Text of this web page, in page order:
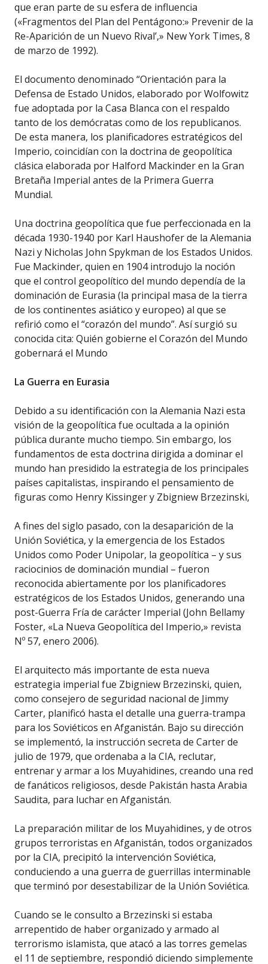
que eran parte de su esfera de influencia
(«Fragmentos del Plan del Pentágono:» Prevenir de la
Re-Aparición de un Nuevo Rival’,» New York Times, 8
de marzo de 1992).
El documento denominado “Orientación para la
Defensa de Estado Unidos, elaborado por Wolfowitz
fue adoptada por la Casa Blanca con el respaldo
tanto de los demócratas como de los republicanos.
De esta manera, los planificadores estratégicos del
Imperio, coincidían con la doctrina de geopolítica
clásica elaborada por Halford Mackinder en la Gran
Bretaña Imperial antes de la Primera Guerra
Mundial.
Una doctrina geopolítica que fue perfeccionada en la
década 1930-1940 por Karl Haushofer de la Alemania
Nazi y Nicholas John Spykman de los Estados Unidos.
Fue Mackinder, quien en 1904 introdujo la noción
que el control geopolítico del mundo dependía de la
dominación de Eurasia (la principal masa de la tierra
de los continentes asiático y europeo) al que se
refirió como el “corazón del mundo”. Así surgió su
conocida cita: Quién gobierne el Corazón del Mundo
gobernará el Mundo
La Guerra en Eurasia
Debido a su identificación con la Alemania Nazi esta
visión de la geopolítica fue ocultada a la opinión
pública durante mucho tiempo. Sin embargo, los
fundamentos de esta doctrina dirigida a dominar el
mundo han presidido la estrategia de los principales
países capitalistas, inspirando el pensamiento de
figuras como Henry Kissinger y Zbigniew Brzezinski,
A fines del siglo pasado, con la desaparición de la
Unión Soviética, y la emergencia de los Estados
Unidos como Poder Unipolar, la geopolítica – y sus
raciocinios de dominación mundial – fueron
reconocida abiertamente por los planificadores
estratégicos de los Estados Unidos, generando una
post-Guerra Fría de carácter Imperial (John Bellamy
Foster, «La Nueva Geopolítica del Imperio,» revista
Nº 57, enero 2006).
El arquitecto más importante de esta nueva
estrategia imperial fue Zbigniew Brzezinski, quien,
como consejero de seguridad nacional de Jimmy
Carter, planificó hasta el detalle una guerra-trampa
para los Soviéticos en Afganistán. Bajo su dirección
se implementó, la instrucción secreta de Carter de
julio de 1979, que ordenaba a la CIA, reclutar,
entrenar y armar a los Muyahidines, creando una red
de fanáticos religiosos, desde Pakistán hasta Arabia
Saudita, para luchar en Afganistán.
La preparación militar de los Muyahidines, y de otros
grupos terroristas en Afganistán, todos organizados
por la CIA, precipitó la intervención Soviética,
conduciendo a una guerra de guerrillas interminable
que terminó por desestabilizar de la Unión Soviética.
Cuando se le consulto a Brzezinski si estaba
arrepentido de haber organizado y armado al
terrorismo islamista, que atacó a las torres gemelas
el 11 de septiembre, respondió diciendo simplemente